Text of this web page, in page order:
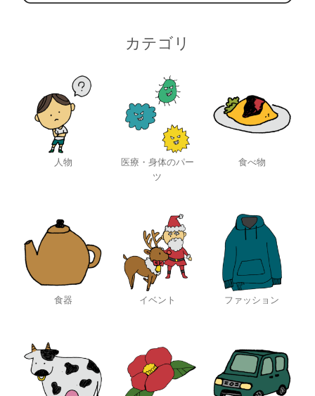
カテゴリ
人物
医療・身体のパー
ツ
食べ物
食器 イベント ファッション